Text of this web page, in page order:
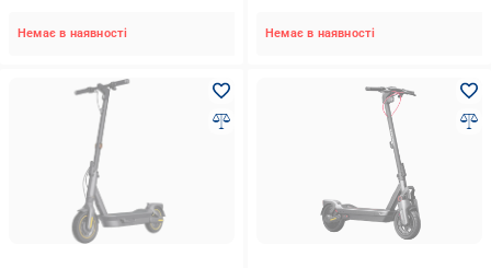
Немає в наявності Немає в наявності